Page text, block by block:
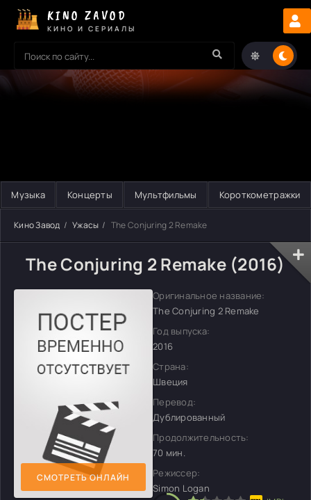
KINO ZAVOD
КИНО И СЕРИАЛЫ
Музыка Концерты Мультфильмы Короткометражки
Кино Завод Ужасы The Conjuring 2 Remake
The Conjuring 2 Remake (2016)
СМОТРЕТЬ ОНЛАЙН
Оригинальное название:
The Conjuring 2 Remake
Год выпуска:
2016
Страна:
Швеция
Перевод:
Дублированный
Продолжительность:
70 мин.
Режиссер:
Simon Logan